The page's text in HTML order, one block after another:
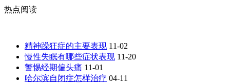
热点阅读
精神躁狂症的主要表现 11-02
慢性失眠有哪些症状表现 11-20
警惕经期偏头痛 11-01
哈尔滨自闭症怎样治疗 04-11